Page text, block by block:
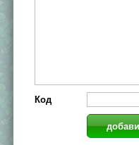
Код